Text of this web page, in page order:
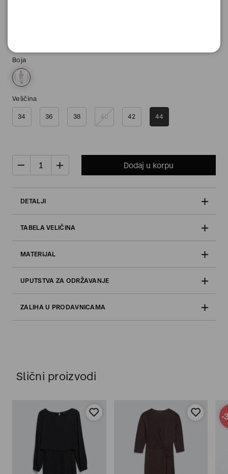
Boja
Veličina
34 36 38 40 42 44
Dodaj u korpu
DETALJI
TABELA VELIČINA
MATERIJAL
UPUTSTVA ZA ODRŽAVANJE
ZALIHA U PRODAVNICAMA
Slični proizvodi
-